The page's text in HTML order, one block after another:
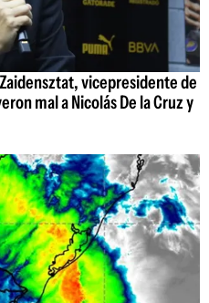
vicepresidente de
mal a Nicolás De la Cruz y